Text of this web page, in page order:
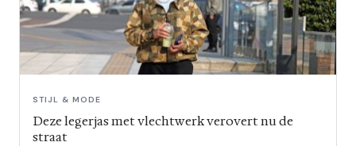
STIJL & MODE
Deze legerjas met vlechtwerk verovert nu de
straat